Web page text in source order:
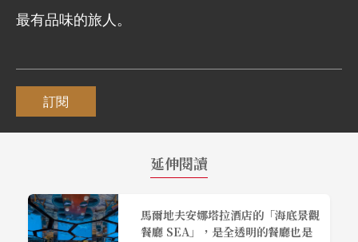
最有品味的旅人。
訂閱
延伸閱讀
馬爾地夫安娜塔拉酒店的「海底景觀
餐廳 SEA」，是全透明的餐廳也是